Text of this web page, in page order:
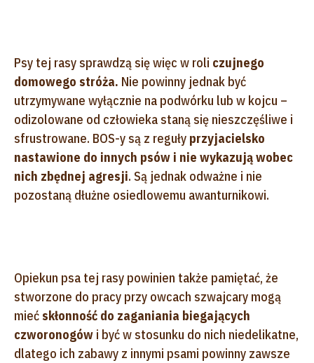
Psy tej rasy sprawdzą się więc w roli czujnego
domowego stróża. Nie powinny jednak być
utrzymywane wyłącznie na podwórku lub w kojcu –
odizolowane od człowieka staną się nieszczęśliwe i
sfrustrowane. BOS-y są z reguły przyjacielsko
nastawione do innych psów i nie wykazują wobec
nich zbędnej agresji. Są jednak odważne i nie
pozostaną dłużne osiedlowemu awanturnikowi.
Opiekun psa tej rasy powinien także pamiętać, że
stworzone do pracy przy owcach szwajcary mogą
miećskłonność do zaganiania biegających
czworonogów i być w stosunku do nich niedelikatne,
dlatego ich zabawy z innymi psami powinny zawsze